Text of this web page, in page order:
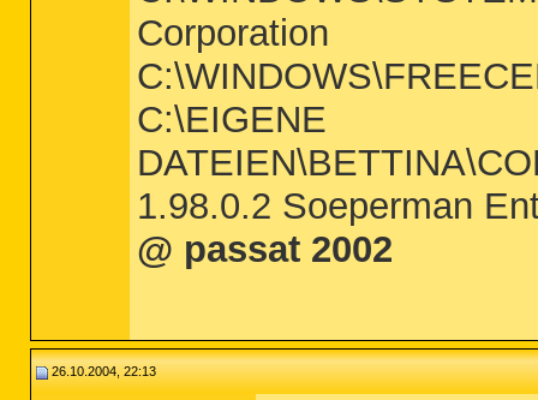
Corporation
C:\EIGENE
1.98.0.2 Soeperman
@ passat 2002
26.10.2004, 22:13